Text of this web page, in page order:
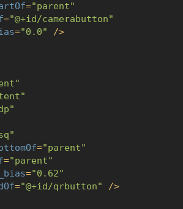
="parent"
="@+id/camerabutton"
="0.0" />
="parent"
="parent"
="0.62"
="@+id/qrbutton" />